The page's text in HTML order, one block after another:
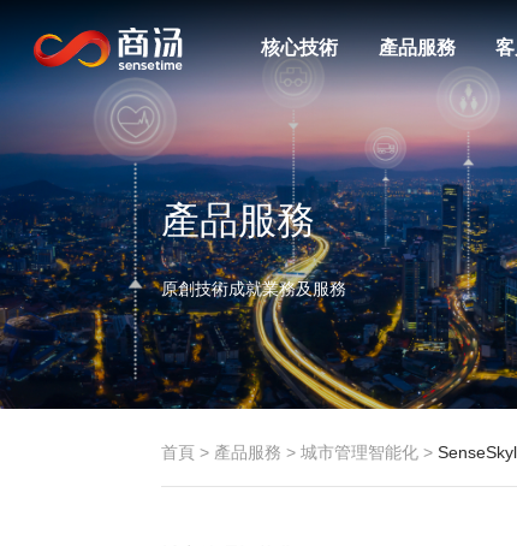
核心技術 產品服務
產品服務
原創技術成就業務及服務
首頁 > 產品服務 >城市管理智能化 >